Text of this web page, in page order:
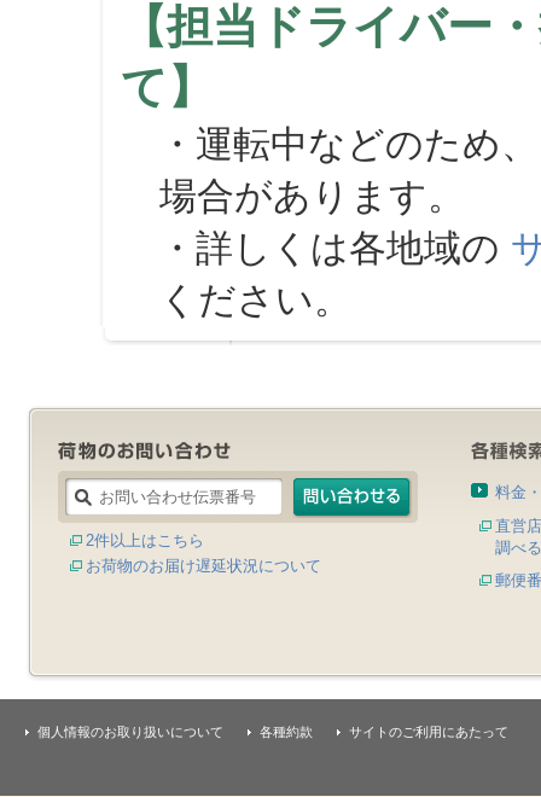
【担当ドライバー
て】
・運転中などのため
場合があります。
・詳しくは各地域の
ください。
2件以上はこちら
お荷物のお届け遅延状況について
料金
直営
調べる
郵便
個人情報のお取り扱いについて 各種約款 サイトのご利用にあたって